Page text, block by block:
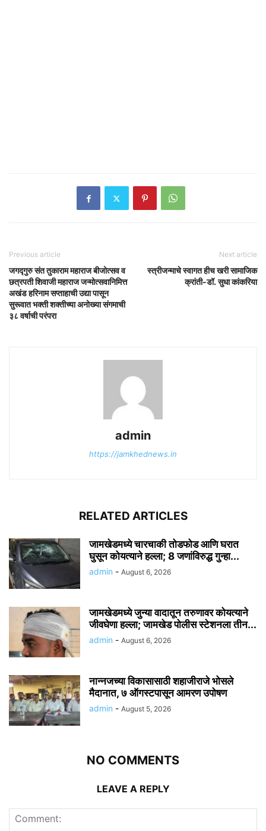
Previous article
जगद्गुरु संत तुकाराम महाराज बीजोत्सव व
छत्रपती शिवाजी महाराज जन्मोत्सवानिमित्त
अखंड हरिनाम सप्ताहाची उद्या पासून
सुरूवात भक्ती शक्तीच्या अनोख्या संगमाची
३८ वर्षाची परंपरा
Next article
स्त्रीजन्माचे स्वागत हीच खरी सामाजिक
क्रांती-डॉ. सुधा कांकरिया
admin
https://jamkhednews.in
RELATED ARTICLES
जामखेडमध्ये चारचाकी तोडफोड आणि घरात
घुसून कोयत्याने हल्ला; 8 जणांविरुद्ध गुन्हा...
admin - August 6, 2026
जामखेडमध्ये जुन्या वादातून तरुणावर कोयत्याने
जीवघेणा हल्ला; जामखेड पोलीस स्टेशनला तीन...
admin - August 6, 2026
नान्नजच्या विकासासाठी शहाजीराजे भोसले
मैदानात, ७ ऑगस्टपासून आमरण उपोषण
admin - August 5, 2026
NO COMMENTS
LEAVE A REPLY